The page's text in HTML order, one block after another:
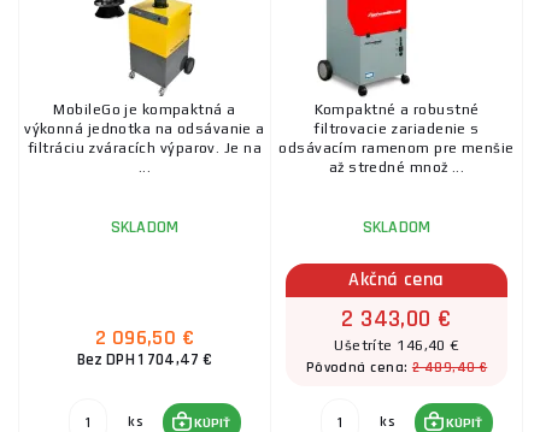
Čistenie nerezu
Zváracie stoly
Diaľkové ovládanie
MobileGo je kompaktná a
výkonná jednotka na odsávanie a
filtráciu zváracích výparov. Je na
...
SKLADOM
2 096,50 €
Bez DPH 1 704,47 €
ks KÚPIŤ
Kompaktné a robustné
filtrovacie zariadenie s
odsávacím ramenom pre menšie
až stredné množ ...
SKLADOM
Akčná cena
2 343,00 €
Ušetríte 146,40 €
Pôvodná cena:2 489,40 €
ks KÚPIŤ